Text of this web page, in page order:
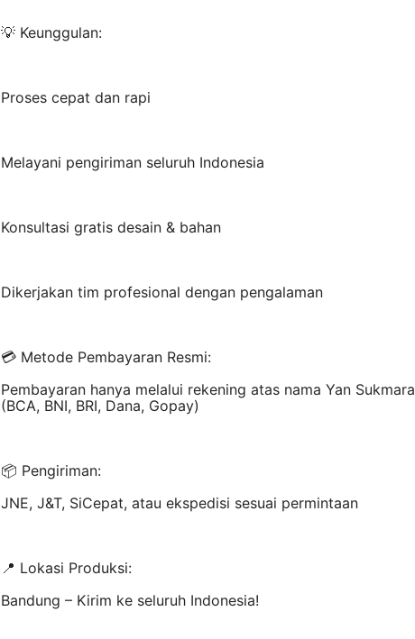
💡 Keunggulan:
Proses cepat dan rapi
Melayani pengiriman seluruh Indonesia
Konsultasi gratis desain & bahan
Dikerjakan tim profesional dengan pengalaman
💳 Metode Pembayaran Resmi:
Pembayaran hanya melalui rekening atas nama Yan Sukmara
(BCA, BNI, BRI, Dana, Gopay)
📦 Pengiriman:
JNE, J&T, SiCepat, atau ekspedisi sesuai permintaan
📍 Lokasi Produksi:
Bandung – Kirim ke seluruh Indonesia!